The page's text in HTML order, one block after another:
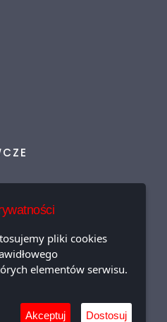
pliki cookies
elementów serwisu.
Akceptuj Dostosuj